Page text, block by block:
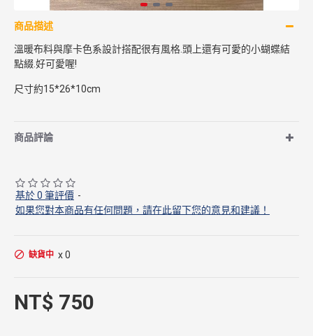
商品描述
溫暖布料與摩卡色系設計搭配很有風格.頭上還有可愛的小蝴蝶結
點綴.好可愛喔!
尺寸約15*26*10cm
商品評論
基於 0 筆評價 -
如果您對本商品有任何問題，請在此留下您的意見和建議！
NT$ 750
缺貨中 x 0